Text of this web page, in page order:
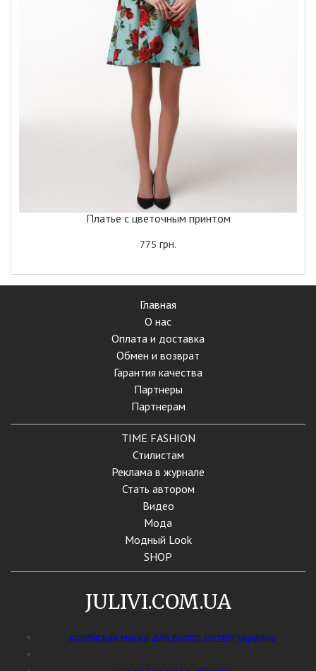
Платье с цветочным принтом
775 грн.
Главная
О нас
Оплата и доставка
Обмен и возврат
Гарантия качества
Партнеры
Партнерам
TIME FASHION
Стилистам
Реклама в журнале
Стать автором
Видео
Мода
Модный Look
SHOP
JULIVI.COM.UA
корейская маска для волос оптом украина